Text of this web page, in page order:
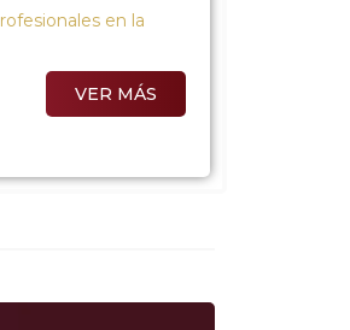
en la
VER MÁS